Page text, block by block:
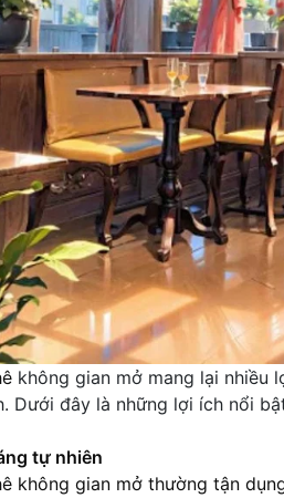
không gian mở mang lại nhiều
Dưới đây là những lợi ích nổi
tự nhiên
không gian mở thường tận